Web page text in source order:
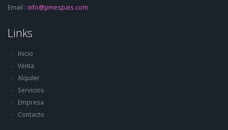
Email : info@pmespais.com
Links
Inicio
Venta
Alquiler
Servicios
Empresa
Contacto